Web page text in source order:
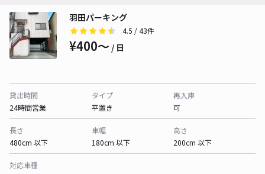
羽田パーキング
4.5 / 43件
¥400〜 / 日
貸出時間
24時間営業
タイプ
平置き
再入庫
可
長さ
480cm 以下
車幅
180cm 以下
高さ
200cm 以下
対応車種